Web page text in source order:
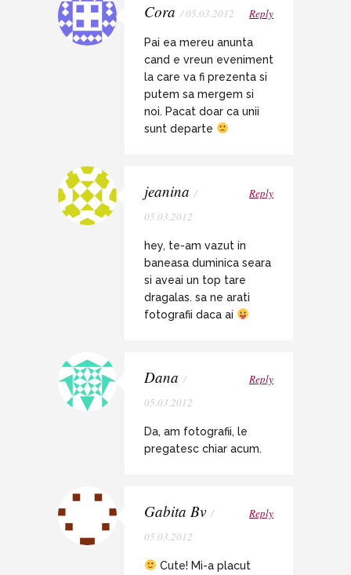
Cora / 05.03.2012 Reply
Pai ea mereu anunta
cand e vreun eveniment
la care va fi prezenta si
putem sa mergem si
noi. Pacat doar ca unii
sunt departe
jeanina /
05.03.2012
Reply
hey, te-am vazut in
baneasa duminica seara
si aveai un top tare
dragalas. sa ne arati
fotografii daca ai
Dana /
05.03.2012
Reply
Da, am fotografii, le
pregatesc chiar acum.
Gabita Bv /
05.03.2012
Reply
Cute! Mi-a placut